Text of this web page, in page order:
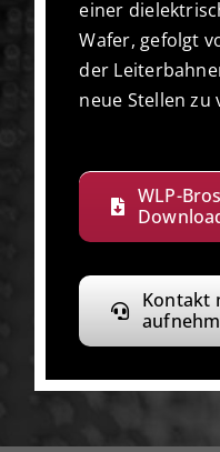
einer
Wafer, gefolgt
der
neue Stellen zu
WLP-
Kontakt